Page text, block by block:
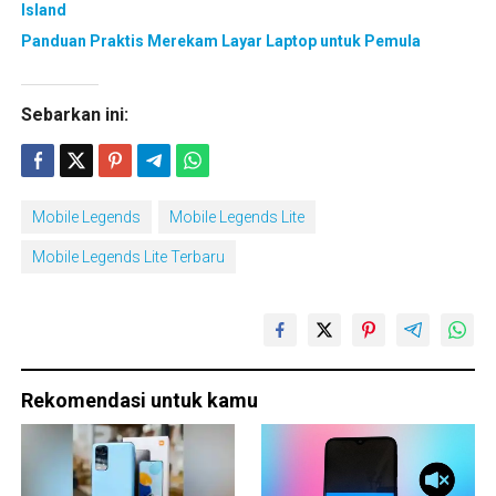
Island
Panduan Praktis Merekam Layar Laptop untuk Pemula
Sebarkan ini:
Mobile Legends Mobile Legends Lite
Mobile Legends Lite Terbaru
Rekomendasi untuk kamu